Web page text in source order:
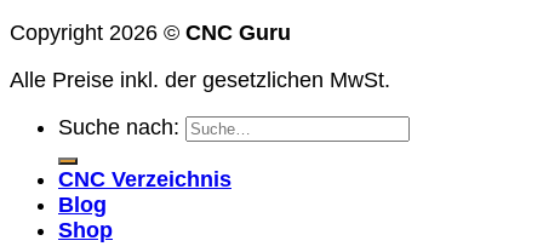
Copyright 2026 © CNC Guru
Alle Preise inkl. der gesetzlichen MwSt.
Suche nach:
CNC Verzeichnis
Blog
Shop